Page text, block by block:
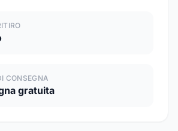
CONSEGNA
gratuita